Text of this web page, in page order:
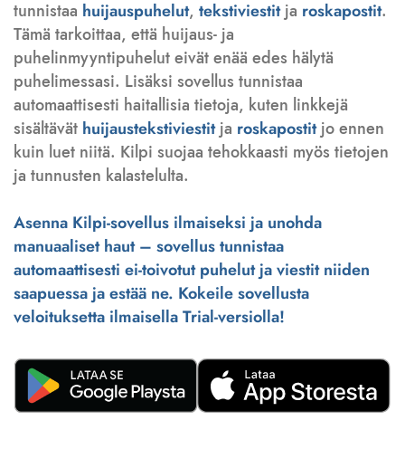
tunnistaa huijauspuhelut, tekstiviestitja roskapostit.
Tämä tarkoittaa, että huijaus- ja
puhelinmyyntipuhelut eivät enää edes hälytä
puhelimessasi. Lisäksi sovellus tunnistaa
automaattisesti haitallisia tietoja, kuten linkkejä
sisältävät huijaustekstiviestitja roskapostitjo ennen
kuin luet niitä. Kilpi suojaa tehokkaasti myös tietojen
ja tunnusten kalastelulta.
Asenna Kilpi-sovellus ilmaiseksi ja unohda
manuaaliset haut – sovellus tunnistaa
automaattisesti ei-toivotut puhelut ja viestit niiden
saapuessa ja estää ne. Kokeile sovellusta
veloituksetta ilmaisella Trial-versiolla!